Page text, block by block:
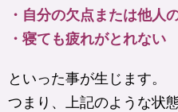
・自分の欠点または他人
・寝ても疲れがとれない
といった事が生じます。
つまり、上記のような状